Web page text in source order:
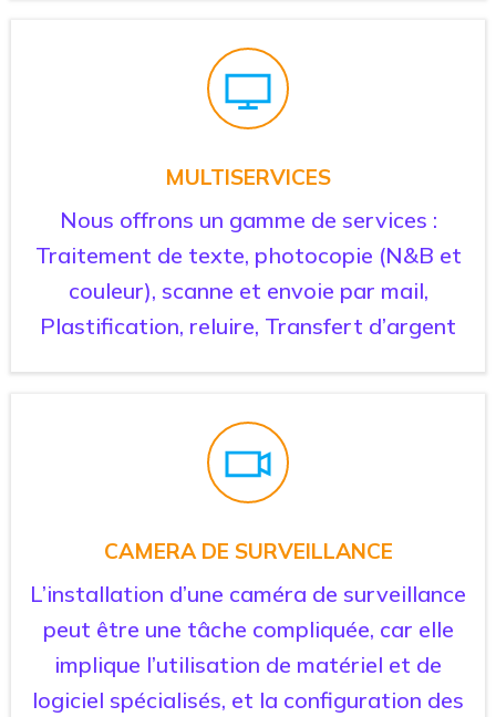
MULTISERVICES
Nous offrons un gamme de services :
Traitement de texte, photocopie (N&B et
couleur), scanne et envoie par mail,
Plastification, reluire, Transfert d’argent
CAMERA DE SURVEILLANCE
L’installation d’une caméra de surveillance
peut être une tâche compliquée, car elle
implique l’utilisation de matériel et de
logiciel spécialisés, et la configuration des